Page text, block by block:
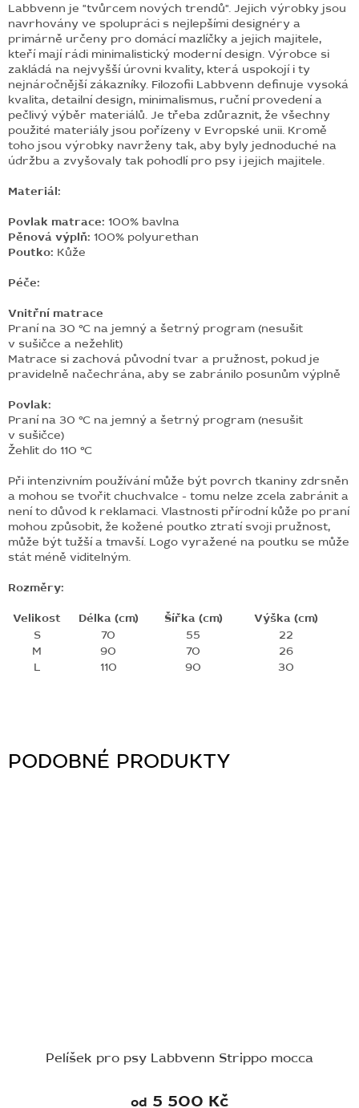
Labbvenn je "tvůrcem nových trendů". Jejich výrobky jsou
navrhovány ve spolupráci s nejlepšími designéry a
primárně určeny pro domácí mazlíčky a jejich majitele,
kteří mají rádi minimalistický moderní design. Výrobce si
zakládá na nejvyšší úrovni kvality, která uspokojí i ty
nejnáročnější zákazníky. Filozofii Labbvenn definuje vysoká
kvalita, detailní design, minimalismus, ruční provedení a
pečlivý výběr materiálů. Je třeba zdůraznit, že všechny
použité materiály jsou pořízeny v Evropské unii. Kromě
toho jsou výrobky navrženy tak, aby byly jednoduché na
údržbu a zvyšovaly tak pohodlí pro psy i jejich majitele.
Materiál:
Povlak matrace: 100% bavlna
Pěnová výplň: 100% polyurethan
Poutko: Kůže
Péče:
Vnitřní matrace
Praní na 30 °C na jemný a šetrný program (nesušit
v sušičce a nežehlit)
Matrace si zachová původní tvar a pružnost, pokud je
pravidelně načechrána, aby se zabránilo posunům výplně
Povlak:
Praní na 30 °C na jemný a šetrný program (nesušit
v sušičce)
Žehlit do 110 °C
Při intenzivním používání může být povrch tkaniny zdrsněn
a mohou se tvořit chuchvalce - tomu nelze zcela zabránit a
není to důvod k reklamaci. Vlastnosti přírodní kůže po praní
mohou způsobit, že kožené poutko ztratí svoji pružnost,
může být tužší a tmavší. Logo vyražené na poutku se může
stát méně viditelným.
Rozměry:
Velikost
Délka (cm) Šířka (cm)
Výška (cm)
S
70 55
22
M
90 70
26
L
110 90 30
Pelíšek pro psy Labbvenn Strippo mocca
od 5 500 Kč